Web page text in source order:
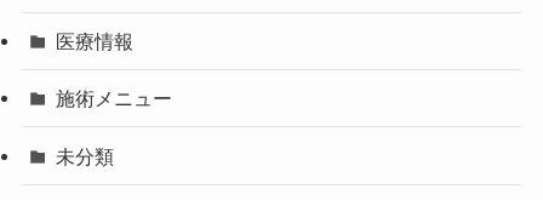
医療情報
施術メニュー
未分類